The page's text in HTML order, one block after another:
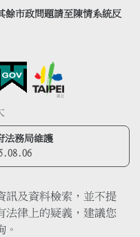
餘市政問題請至陳情系統反
法務局維護
訊及資料檢索，並不提
法律上的疑義，建議您
。